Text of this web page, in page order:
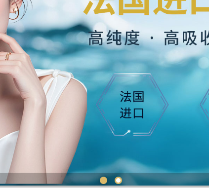
1 2